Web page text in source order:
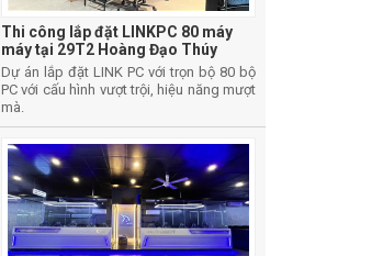
Thi công lắp đặt LINKPC 80 máy
máy tại 29T2 Hoàng Đạo Thúy
Dự án lắp đặt LINK PC với trọn bộ 80 bộ
PC với cấu hình vượt trội, hiệu năng mượt
mà.